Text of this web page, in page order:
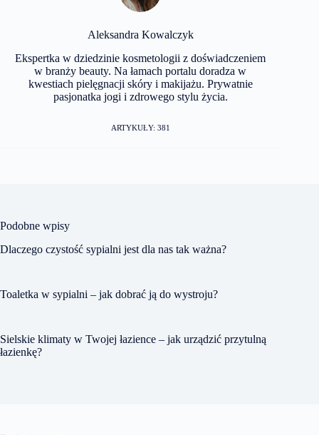
Aleksandra Kowalczyk
Ekspertka w dziedzinie kosmetologii z doświadczeniem
w branży beauty. Na łamach portalu doradza w
kwestiach pielęgnacji skóry i makijażu. Prywatnie
pasjonatka jogi i zdrowego stylu życia.
ARTYKUŁY: 381
Podobne wpisy
Dlaczego czystość sypialni jest dla nas tak ważna?
Toaletka w sypialni – jak dobrać ją do wystroju?
Sielskie klimaty w Twojej łazience – jak urządzić przytulną
łazienkę?